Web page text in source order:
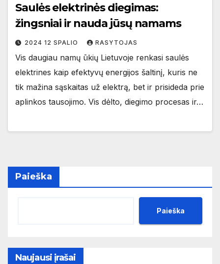
Saulės elektrinės diegimas:
žingsniai ir nauda jūsų namams
2024 12 SPALIO RASYTOJAS
Vis daugiau namų ūkių Lietuvoje renkasi saulės
elektrines kaip efektyvų energijos šaltinį, kuris ne
tik mažina sąskaitas už elektrą, bet ir prisideda prie
aplinkos tausojimo. Vis dėlto, diegimo procesas ir…
Paieška
Paieška
Naujausi įrašai